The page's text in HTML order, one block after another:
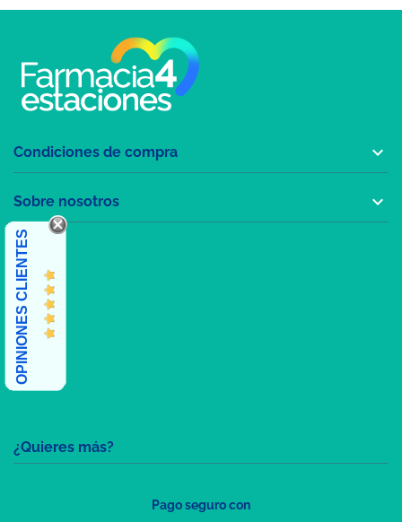
¿Quieres más?
Condiciones de compra 
Sobre nosotros 
OPINIONES CLIENTES
Pago seguro con